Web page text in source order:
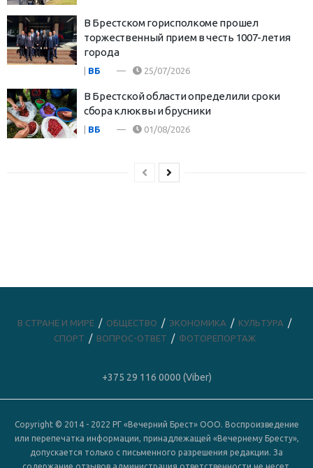
В Брестском горисполкоме прошел
торжественный прием в честь 1007-летия
города
| ВБ 25/07/2026
В Брестской области определили сроки
сбора клюквы и брусники
| ВБ 01/08/2026
В СТРАНЕ И МИРЕ ОБЩЕСТВО ЭКОНОМИКА
КУЛЬТУРА
СПОРТ
ВОПРОС-ОТВЕТ ФОТОРЕПОРТАЖ
+375 29 116 0000 (Viber)
Copyright © 2014 - 2022 РГ «Вечерний Брест» ООО. Воспроизведение
или перепечатка информации, принадлежащей «Вечернему Бресту»,
допускается только с письменного разрешения редакции. За